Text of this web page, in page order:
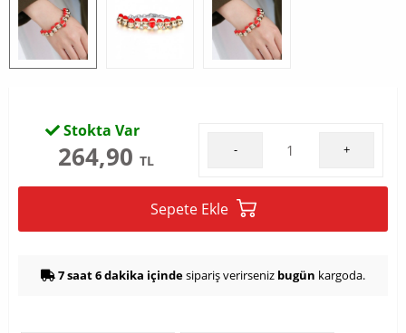
Stokta Var
264,90 TL
- +
Sepete Ekle
7 saat 6 dakika içindesipariş verirseniz bugün kargoda.